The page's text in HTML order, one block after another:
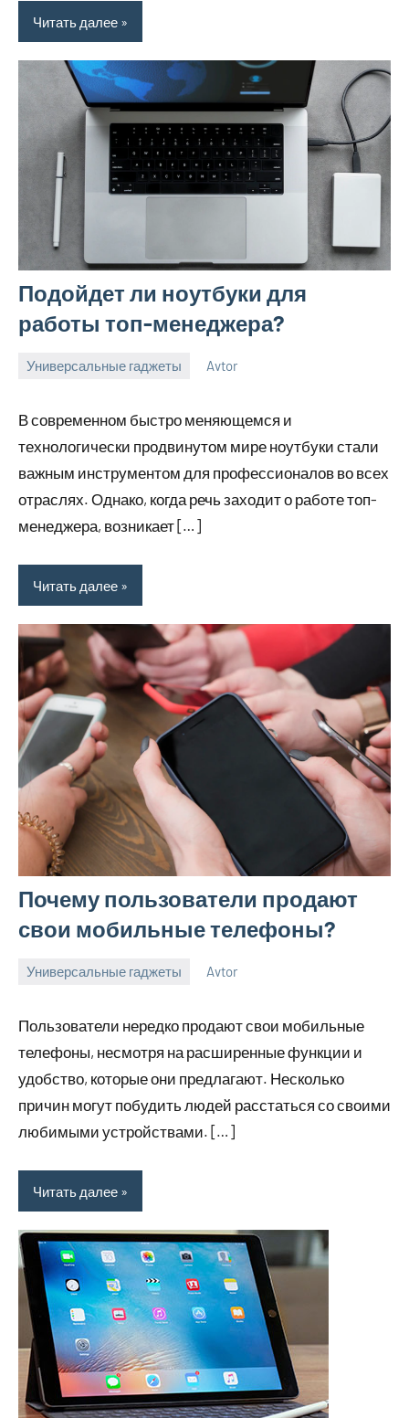
Читать далее
Подойдет ли ноутбуки для
работы топ-менеджера?
Универсальные гаджеты
2023
Avtor
В современном быстро меняющемся и
технологически продвинутом мире ноутбуки стали
важным инструментом для профессионалов во всех
отраслях. Однако, когда речь заходит о работе топ-
менеджера, возникает […]
Читать далее
Почему пользователи продают
свои мобильные телефоны?
Универсальные гаджеты
2023
Avtor
Пользователи нередко продают свои мобильные
телефоны, несмотря на расширенные функции и
удобство, которые они предлагают. Несколько
причин могут побудить людей расстаться со своими
любимыми устройствами. […]
Читать далее